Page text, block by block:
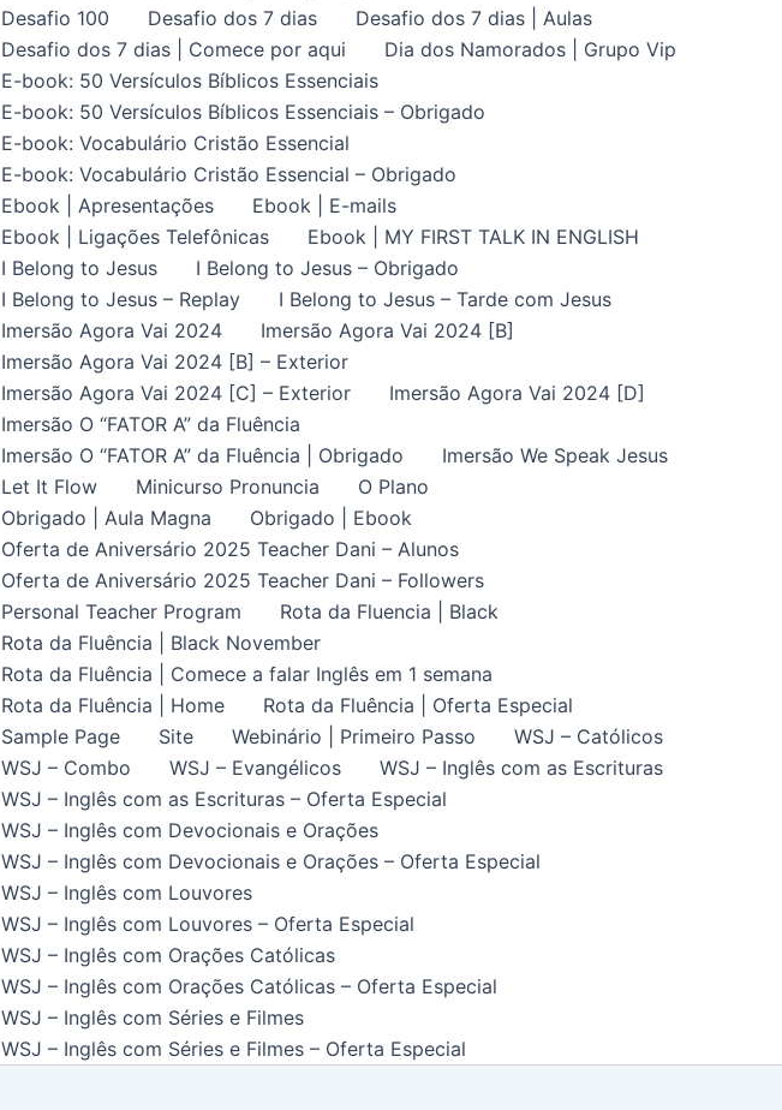
Desafio 100
Desafio dos 7 dias
Desafio dos 7 dias | Aulas
Desafio dos 7 dias | Comece por aqui
Dia dos Namorados | Grupo Vip
E-book: 50 Versículos Bíblicos Essenciais
E-book: 50 Versículos Bíblicos Essenciais – Obrigado
E-book: Vocabulário Cristão Essencial
E-book: Vocabulário Cristão Essencial – Obrigado
Ebook | Apresentações
Ebook | E-mails
Ebook | Ligações Telefônicas
Ebook | MY FIRST TALK IN ENGLISH
I Belong to Jesus
I Belong to Jesus – Obrigado
I Belong to Jesus – Replay
I Belong to Jesus – Tarde com Jesus
Imersão Agora Vai 2024
Imersão Agora Vai 2024 [B]
Imersão Agora Vai 2024 [B] – Exterior
Imersão Agora Vai 2024 [C] – Exterior
Imersão Agora Vai 2024 [D]
Imersão O “FATOR A” da Fluência
Imersão O “FATOR A” da Fluência | Obrigado
Imersão We Speak Jesus
Let It Flow
Minicurso Pronuncia
O Plano
Obrigado | Aula Magna
Obrigado | Ebook
Oferta de Aniversário 2025 Teacher Dani – Alunos
Oferta de Aniversário 2025 Teacher Dani – Followers
Personal Teacher Program
Rota da Fluencia | Black
Rota da Fluência | Black November
Rota da Fluência | Comece a falar Inglês em 1 semana
Rota da Fluência | Home
Rota da Fluência | Oferta Especial
Sample Page
Site Webinário | Primeiro Passo
WSJ – Católicos
WSJ – Combo
WSJ – Evangélicos
WSJ – Inglês com as Escrituras
WSJ – Inglês com as Escrituras – Oferta Especial
WSJ – Inglês com Devocionais e Orações
WSJ – Inglês com Devocionais e Orações – Oferta Especial
WSJ – Inglês com Louvores
WSJ – Inglês com Louvores – Oferta Especial
WSJ – Inglês com Orações Católicas
WSJ – Inglês com Orações Católicas – Oferta Especial
WSJ – Inglês com Séries e Filmes
WSJ – Inglês com Séries e Filmes – Oferta Especial